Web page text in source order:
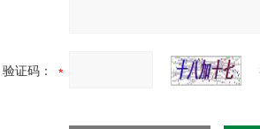
验证码：